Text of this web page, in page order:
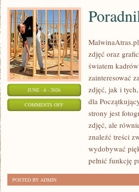
JUNE - 6 - 2026
COMMENTS OFFON
PORADNIKI
POCZĄTKUJĄCYCH
zdjęć oraz
światem
zainteresować
zdjęć, jak i
dla
strony jest
zdjęć, ale
znaleźć treści
wydobywać
pełnić funkcję
POSTED BY ADMIN